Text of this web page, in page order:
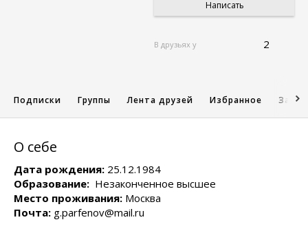
Написать
В друзьях у 2
Подписки Группы Лента друзей Избранное
О себе
Дата рождения: 25.12.1984
Образование: Незаконченное высшее
Место проживания: Москва
Почта: g.parfenov@mail.ru